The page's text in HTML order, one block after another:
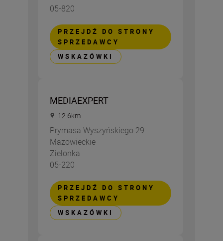
05-820
PRZEJDŹ DO STRONY
SPRZEDAWCY
WSKAZÓWKI
MEDIAEXPERT
12.6km
Prymasa Wyszyńskiego 29
Mazowieckie
Zielonka
05-220
PRZEJDŹ DO STRONY
SPRZEDAWCY
WSKAZÓWKI